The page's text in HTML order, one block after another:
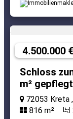
4.500.000 €
Schloss
m² gepflegt
72053 Kreta
816 m²